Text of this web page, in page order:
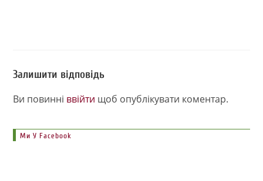
Залишити відповідь
Ви повинні ввійти щоб опублікувати коментар.
Ми У Facebook